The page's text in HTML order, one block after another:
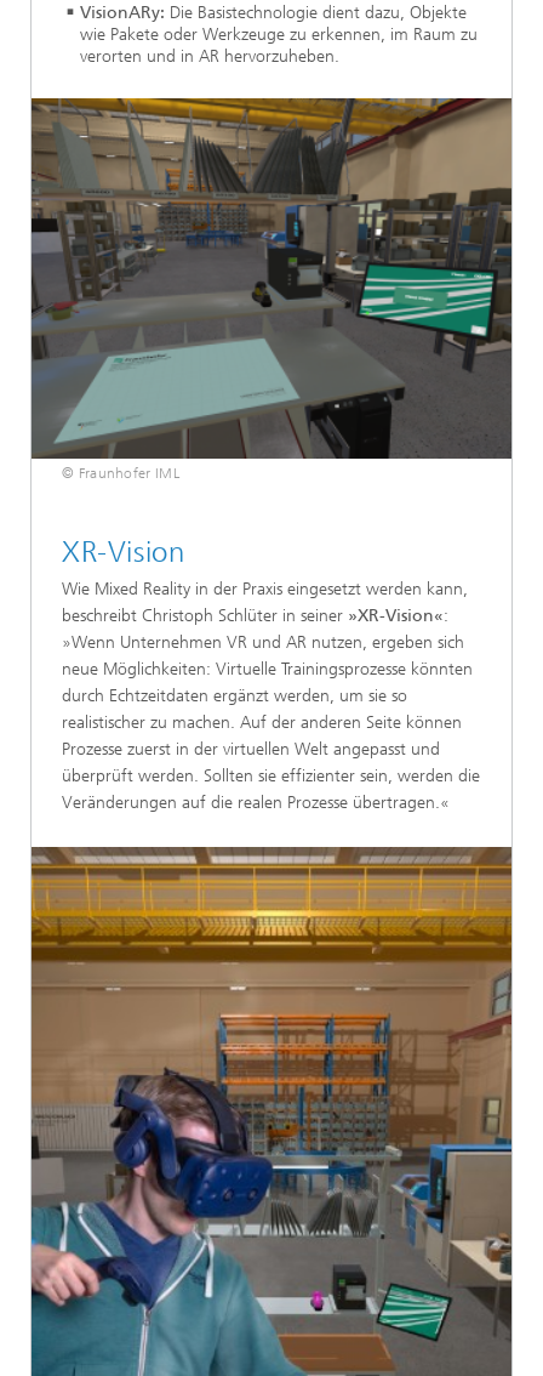
VisionARy: Die Basistechnologie dient dazu, Objekte
wie Pakete oder Werkzeuge zu erkennen, im Raum zu
verorten und in AR hervorzuheben.
© Fraunhofer IML
XR-Vision
Wie Mixed Reality in der Praxis eingesetzt werden kann,
beschreibt Christoph Schlüter in seiner »XR-Vision«:
»Wenn Unternehmen VR und AR nutzen, ergeben sich
neue Möglichkeiten: Virtuelle Trainingsprozesse könnten
durch Echtzeitdaten ergänzt werden, um sie so
realistischer zu machen. Auf der anderen Seite können
Prozesse zuerst in der virtuellen Welt angepasst und
überprüft werden. Sollten sie effizienter sein, werden die
Veränderungen auf die realen Prozesse übertragen.«